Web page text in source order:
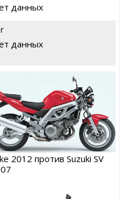
данных
данных
2012 против Suzuki SV